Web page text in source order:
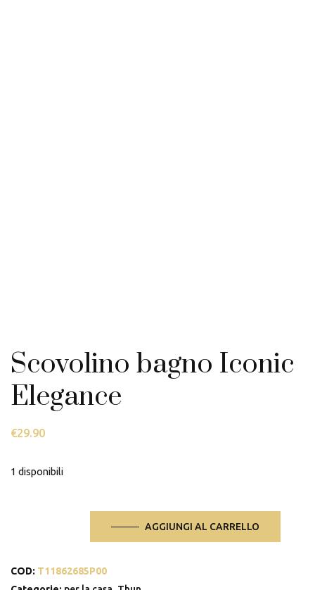
Scovolino bagno Iconic
Elegance
€29.90
1 disponibili
Elegance
AGGIUNGI AL CARRELLO
COD: T11862685P00